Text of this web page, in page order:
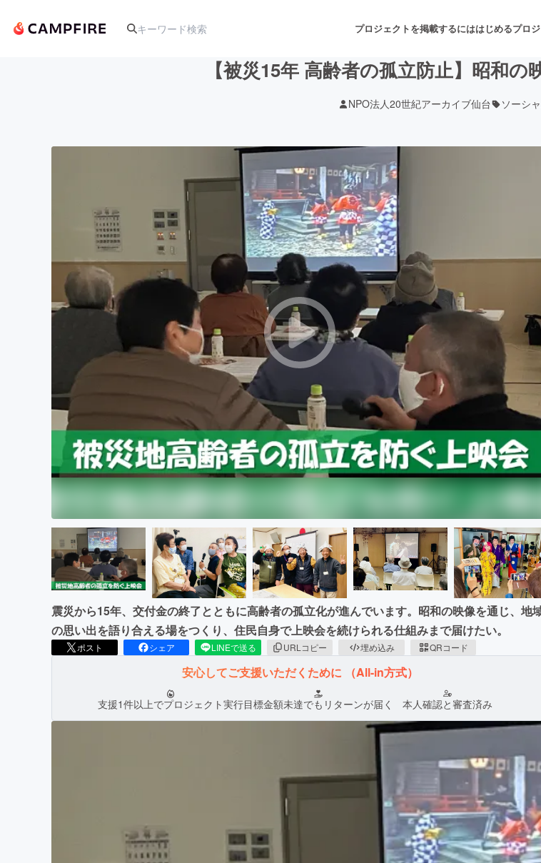
プロジェクトを掲載するにははじめるプロ
アート・写真 音楽
テクノロジー・ガジェット ゲーム・サービス開発
映像・映画 書籍・雑誌出版
ビジネス・起業 チャレンジ
まちづくり・地域活性化
CAMPFIRE for Social Good
CAMPFIREふるさと納税machi-ya
【被災15年 高齢者の孤立防止】昭和
NPO法人20世紀アーカイブ仙台 ソーシ
震災から15年、交付金の終了とともに高齢者の孤立化が進んでいます。昭和の映像を通じ、地
の思い出を語り合える場をつくり、住民自身で上映会を続けられる仕組みまで届けたい。
ポスト シェア LINEで送る URLコピー 埋め込み QRコード
安心してご支援いただくために （All-in方式）
支援1件以上でプロジェクト実行目標金額未達でもリターンが届く 本人確認と審査済み